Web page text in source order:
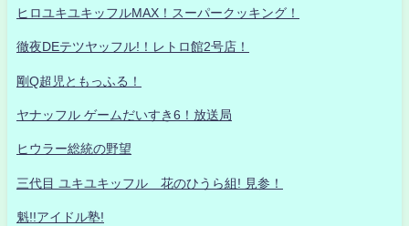
ヒロユキユキッフルMAX！スーパークッキング！
徹夜DEテツヤッフル!！レトロ館2号店！
剛Q超児ともっふる！
ヤナッフル ゲームだいすき6！放送局
ヒウラー総統の野望
三代目 ユキユキッフル 花のひうら組! 見参！
魁!!アイドル塾!